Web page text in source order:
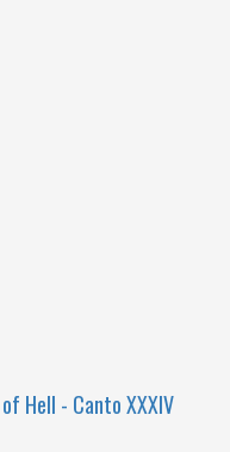
Hell - Canto XXXIV